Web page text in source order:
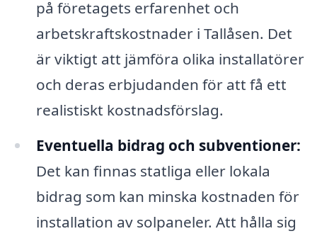
på företagets erfarenhet och
arbetskraftskostnader i Tallåsen. Det
är viktigt att jämföra olika installatörer
och deras erbjudanden för att få ett
realistiskt kostnadsförslag.
Eventuella bidrag och subventioner:
Det kan finnas statliga eller lokala
bidrag som kan minska kostnaden för
installation av solpaneler. Att hålla sig